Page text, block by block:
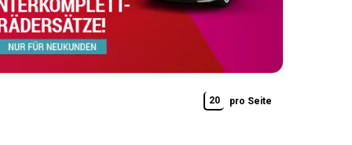
20 pro Seite